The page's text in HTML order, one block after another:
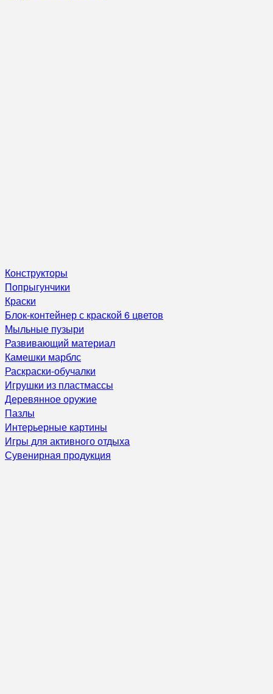
Конструкторы
Попрыгунчики
Краски
Блок-контейнер с краской 6 цветов
Мыльные пузыри
Развивающий материал
Камешки марблс
Раскраски-обучалки
Игрушки из пластмассы
Деревянное оружие
Пазлы
Интерьерные картины
Игры для активного отдыха
Сувенирная продукция